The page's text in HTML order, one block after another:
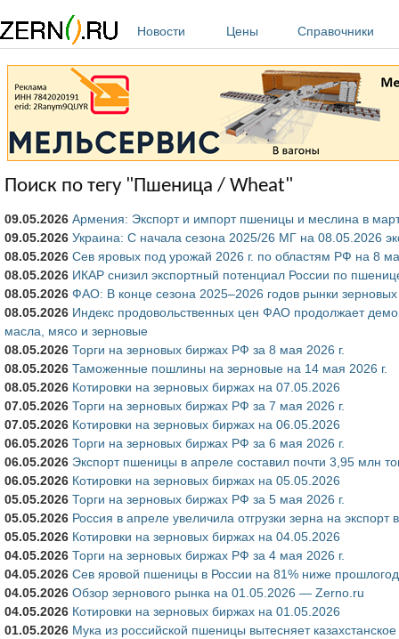
Новости
Цены Справочники
Поиск по тегу "Пшеница / Wheat"
09.05.2026 Армения: Экспорт и импорт пшеницы и меслина в
09.05.2026 Украина: С начала сезона 2025/26 МГ на 08.05.2026
08.05.2026 Сев яровых под урожай 2026 г. по областям РФ на 8
08.05.2026 ИКАР снизил экспортный потенциал России по
08.05.2026 ФАО: В конце сезона 2025–2026 годов рынки
08.05.2026 Индекс продовольственных цен ФАО продолжает
масла, мясо и зерновые
08.05.2026 Торги на зерновых биржах РФ за 8 мая 2026 г.
08.05.2026 Таможенные пошлины на зерновые на 14 мая 2026 г.
08.05.2026 Котировки на зерновых биржах на 07.05.2026
07.05.2026 Торги на зерновых биржах РФ за 7 мая 2026 г.
07.05.2026 Котировки на зерновых биржах на 06.05.2026
06.05.2026 Торги на зерновых биржах РФ за 6 мая 2026 г.
06.05.2026 Экспорт пшеницы в апреле составил почти 3,95 млн
06.05.2026 Котировки на зерновых биржах на 05.05.2026
05.05.2026 Торги на зерновых биржах РФ за 5 мая 2026 г.
05.05.2026 Россия в апреле увеличила отгрузки зерна на
05.05.2026 Котировки на зерновых биржах на 04.05.2026
04.05.2026 Торги на зерновых биржах РФ за 4 мая 2026 г.
04.05.2026 Сев яровой пшеницы в России на 81% ниже
04.05.2026 Обзор зернового рынка на 01.05.2026 — Zerno.ru
04.05.2026 Котировки на зерновых биржах на 01.05.2026
01.05.2026 Мука из российской пшеницы вытесняет